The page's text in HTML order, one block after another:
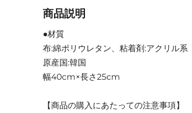
商品説明
●材質
布:綿ポリウレタン、粘着剤:アクリル系
原産国:韓国
幅40cm×長さ25cm
【商品の購入にあたっての注意事項】